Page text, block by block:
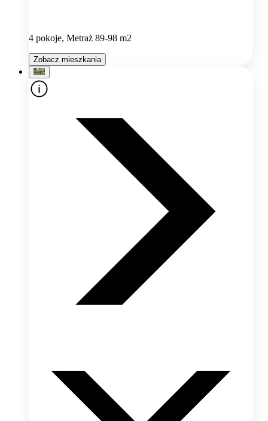
4 pokoje, Metraż 89-98 m2
Zobacz mieszkania